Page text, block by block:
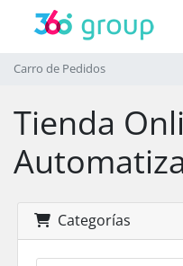
Carro de Pedidos
Tienda
Categorías